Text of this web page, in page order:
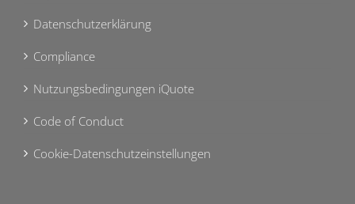
Datenschutzerklärung
Compliance
Nutzungsbedingungen iQuote
Code of Conduct
Cookie-Datenschutzeinstellungen